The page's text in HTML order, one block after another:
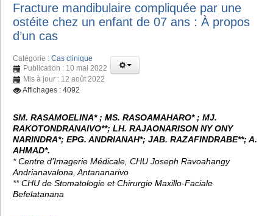
Fracture mandibulaire compliquée par une
ostéite chez un enfant de 07 ans : À propos
d’un cas
Catégorie : Cas clinique
Publication : 10 mai 2022
Mis à jour : 12 août 2022
Affichages : 4092
SM. RASAMOELINA* ; MS. RASOAMAHARO* ; MJ.
RAKOTONDRANAIVO**; LH. RAJAONARISON NY ONY
NARINDRA*; EPG. ANDRIANAH*; JAB. RAZAFINDRABE**; A.
AHMAD*.
* Centre d’Imagerie Médicale, CHU Joseph Ravoahangy
Andrianavalona, Antananarivo
** CHU de Stomatologie et Chirurgie Maxillo-Faciale
Befelatanana